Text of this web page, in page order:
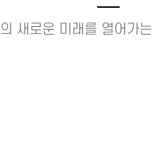
새로운 미래를 열어가는